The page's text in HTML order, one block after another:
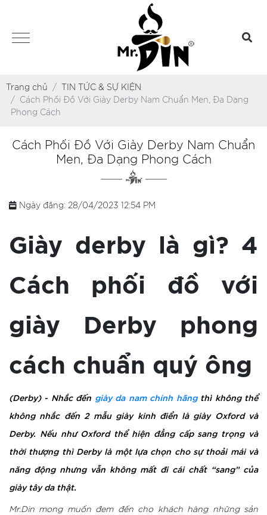
Trang chủ
TIN TỨC & SỰ KIỆN
Cách Phối Đồ Với Giày Derby Nam Chuẩn Men, Đa Dạng
Phong Cách
Cách Phối Đồ Với Giày Derby Nam Chuẩn
Men, Đa Dạng Phong Cách
Ngày đăng: 28/04/2023 12:54 PM
Giày derby là gì? 4
Cách phối đồ với
giày Derby phong
cách chuẩn quý ông
(Derby) - Nhắc đến giày da nam chính hãngthì không thể
không nhắc đến 2 mẫu giày kinh điển là giày Oxford và
Derby. Nếu như Oxford thể hiện đẳng cấp sang trọng và
thời thượng thì Derby là một lựa chọn cho sự thoải mái và
năng động nhưng vẫn không mất đi cái chất “sang” của
giày tây da thật.
Mr.Din mong muốn đem đến cho khách hàng những sản